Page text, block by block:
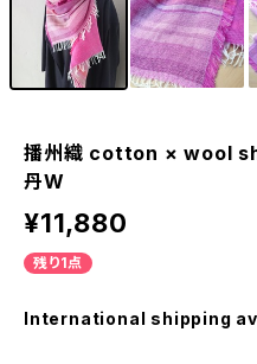
播州織 cotton × wool
丹W
¥11,880
残り1点
International shipping